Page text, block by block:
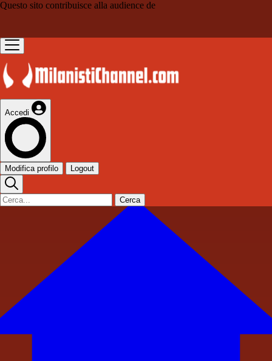
Questo sito contribuisce alla audience de
Accedi
Modifica profilo Logout
Cerca